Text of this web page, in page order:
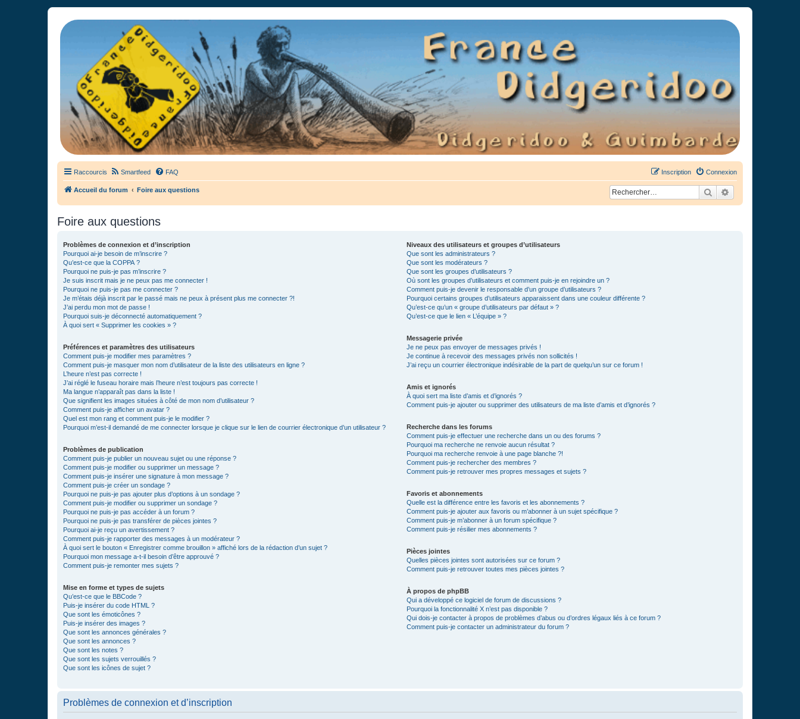
France Didgeridoo
Didgeridoo et Guimbarde sur France Didgeridoo - retrouvez la communauté.
Raccourcis Smartfeed FAQ Connexion
Inscription
Accueil du forum Foire aux questions Rechercher
Foire aux questions
Problèmes de connexion et d’inscription
Pourquoi ai-je besoin de m’inscrire ?
Qu’est-ce que la COPPA ?
Pourquoi ne puis-je pas m’inscrire ?
Je suis inscrit mais je ne peux pas me connecter !
Pourquoi ne puis-je pas me connecter ?
Je m’étais déjà inscrit par le passé mais ne peux à présent plus me connecter ?!
J’ai perdu mon mot de passe !
Pourquoi suis-je déconnecté automatiquement ?
À quoi sert « Supprimer les cookies » ?
Préférences et paramètres des utilisateurs
Comment puis-je modifier mes paramètres ?
Comment puis-je masquer mon nom d’utilisateur de la liste des utilisateurs en ligne ?
L’heure n’est pas correcte !
J’ai réglé le fuseau horaire mais l’heure n’est toujours pas correcte !
Ma langue n’apparaît pas dans la liste !
Que signifient les images situées à côté de mon nom d’utilisateur ?
Comment puis-je afficher un avatar ?
Quel est mon rang et comment puis-je le modifier ?
Pourquoi m’est-il demandé de me connecter lorsque je clique sur le lien de courrier électronique d’un utilisateur ?
Problèmes de publication
Comment puis-je publier un nouveau sujet ou une réponse ?
Comment puis-je modifier ou supprimer un message ?
Comment puis-je insérer une signature à mon message ?
Comment puis-je créer un sondage ?
Pourquoi ne puis-je pas ajouter plus d’options à un sondage ?
Comment puis-je modifier ou supprimer un sondage ?
Pourquoi ne puis-je pas accéder à un forum ?
Pourquoi ne puis-je pas transférer de pièces jointes ?
Pourquoi ai-je reçu un avertissement ?
Comment puis-je rapporter des messages à un modérateur ?
À quoi sert le bouton « Enregistrer comme brouillon » affiché lors de la rédaction d’un sujet ?
Pourquoi mon message a-t-il besoin d’être approuvé ?
Comment puis-je remonter mes sujets ?
Mise en forme et types de sujets
Qu’est-ce que le BBCode ?
Puis-je insérer du code HTML ?
Que sont les émoticônes ?
Puis-je insérer des images ?
Que sont les annonces générales ?
Que sont les annonces ?
Que sont les notes ?
Que sont les sujets verrouillés ?
Que sont les icônes de sujet ?
Niveaux des utilisateurs et groupes d’utilisateurs
Que sont les administrateurs ?
Que sont les modérateurs ?
Que sont les groupes d’utilisateurs ?
Où sont les groupes d’utilisateurs et comment puis-je en rejoindre un ?
Comment puis-je devenir le responsable d’un groupe d’utilisateurs ?
Pourquoi certains groupes d’utilisateurs apparaissent dans une couleur différente ?
Qu’est-ce qu’un « groupe d’utilisateurs par défaut » ?
Qu’est-ce que le lien « L’équipe » ?
Messagerie privée
Je ne peux pas envoyer de messages privés !
Je continue à recevoir des messages privés non sollicités !
J’ai reçu un courrier électronique indésirable de la part de quelqu’un sur ce forum !
Amis et ignorés
À quoi sert ma liste d’amis et d’ignorés ?
Comment puis-je ajouter ou supprimer des utilisateurs de ma liste d’amis et d’ignorés ?
Recherche dans les forums
Comment puis-je effectuer une recherche dans un ou des forums ?
Pourquoi ma recherche ne renvoie aucun résultat ?
Pourquoi ma recherche renvoie à une page blanche ?!
Comment puis-je rechercher des membres ?
Comment puis-je retrouver mes propres messages et sujets ?
Favoris et abonnements
Quelle est la différence entre les favoris et les abonnements ?
Comment puis-je ajouter aux favoris ou m’abonner à un sujet spécifique ?
Comment puis-je m’abonner à un forum spécifique ?
Comment puis-je résilier mes abonnements ?
Pièces jointes
Quelles pièces jointes sont autorisées sur ce forum ?
Comment puis-je retrouver toutes mes pièces jointes ?
À propos de phpBB
Qui a développé ce logiciel de forum de discussions ?
Pourquoi la fonctionnalité X n’est pas disponible ?
Qui dois-je contacter à propos de problèmes d’abus ou d’ordres légaux liés à ce forum ?
Comment puis-je contacter un administrateur du forum ?
Problèmes de connexion et d’inscription